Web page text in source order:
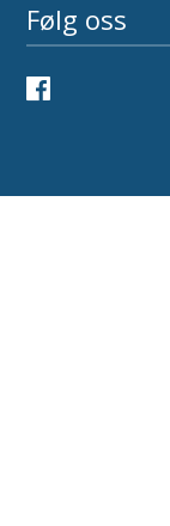
Følg oss